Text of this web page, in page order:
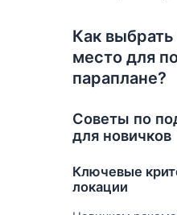
Как
место для
параплане?
Советы по
для новичков
Ключевые
локации